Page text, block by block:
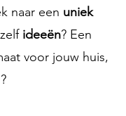
naar een uniek
ideeën? Een
voor jouw huis,